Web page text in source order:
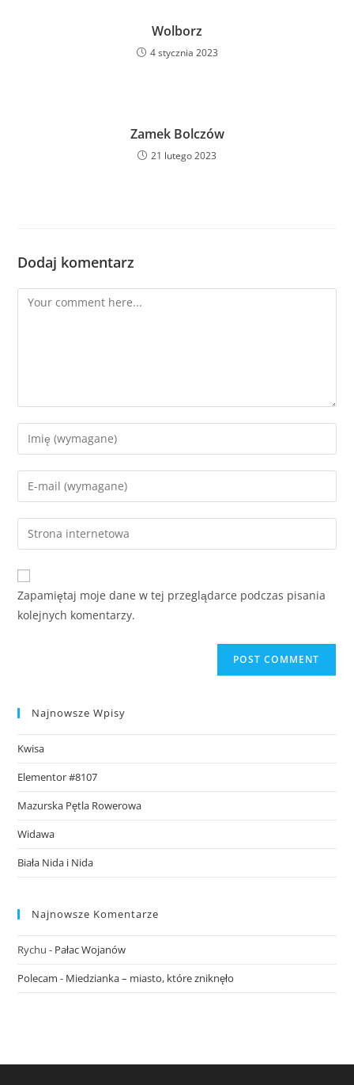
Wolborz
4 stycznia 2023
Zamek Bolczów
21 lutego 2023
Dodaj komentarz
Zapamiętaj moje dane w tej przeglądarce podczas pisania
kolejnych komentarzy.
Najnowsze Wpisy
Kwisa
Elementor #8107
Mazurska Pętla Rowerowa
Widawa
Biała Nida i Nida
Najnowsze Komentarze
Rychu - Pałac Wojanów
Polecam - Miedzianka – miasto, które zniknęło